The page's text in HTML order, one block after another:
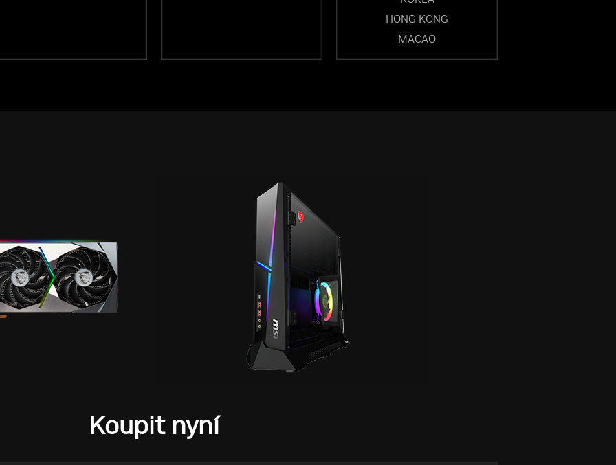
HONG KONG
MACAO
Koupit nyní